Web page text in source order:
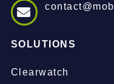
SOLUTIONS
Clearwatch